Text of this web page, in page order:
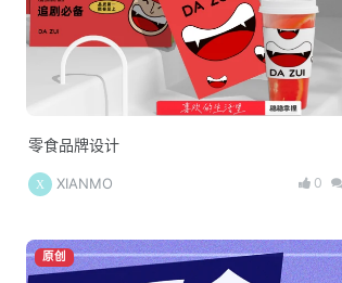
零食品牌设计
XIANMO 0
原创